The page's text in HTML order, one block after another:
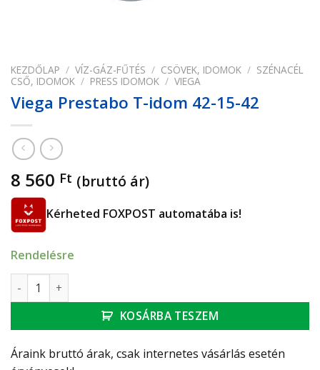
KEZDŐLAP / VÍZ-GÁZ-FŰTÉS / CSÖVEK, IDOMOK / SZÉNACÉL
CSŐ, IDOMOK / PRESS IDOMOK / VIEGA
Viega Prestabo T-idom 42-15-42
8 560 Ft (bruttó ár)
Kérheted FOXPOST automatába is!
Rendelésre
Viega Prestabo T-idom 42-15-42 mennyiség
KOSÁRBA TESZEM
Áraink bruttó árak, csak internetes vásárlás esetén